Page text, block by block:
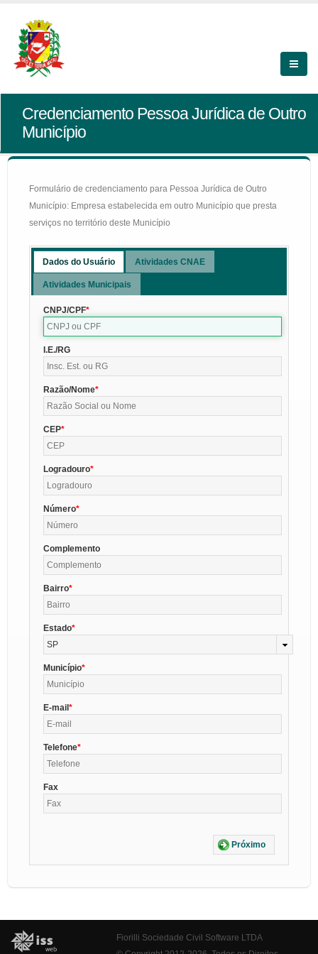
Credenciamento Pessoa Jurídica de Outro
Município
Formulário de credenciamento para Pessoa Jurídica de Outro
Município: Empresa estabelecida em outro Município que presta
serviços no território deste Município
Dados do Usuário Atividades CNAE
Atividades Municipais
CNPJ/CPF
I.E./RG
Razão/Nome
CEP
Logradouro
Número
Complemento
Bairro
Estado
SP
Município
E-mail
Telefone
Fax
Próximo
Fiorilli Sociedade Civil Software LTDA